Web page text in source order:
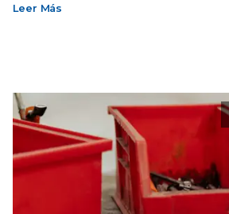
Leer Más